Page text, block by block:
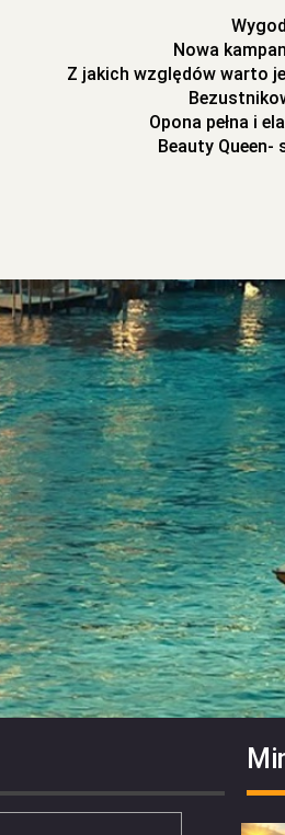
Nowa
Z jakich względów warto
Opona pełna i
Beauty